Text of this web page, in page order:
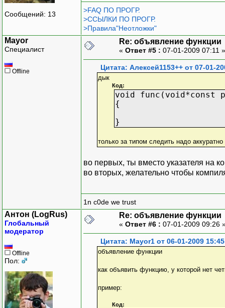
Сообщений: 13
>FAQ ПО ПРОГР.
>ССЫЛКИ ПО ПРОГР.
>Правила"Неотложки"
Mayor
Специалист
Offline
Re: объявление функции
« Ответ #5 : 07-01-2009 07:11
Цитата: Алексей1153++ от 07-01-
дык
Код:
void func(void*const
{
}
только за типом следить надо
во первых, ты вместо указателя на
во вторых, желательно чтобы
1n c0de we trust
Антон (LogRus)
Глобальный
модератор
Offline
Пол:
Re: объявление функции
« Ответ #6 : 07-01-2009 09:26
Цитата: Mayor1 от 06-01-2009 15:45
объявление функции
как объявить функцию, у которой нет
пример:
Код: